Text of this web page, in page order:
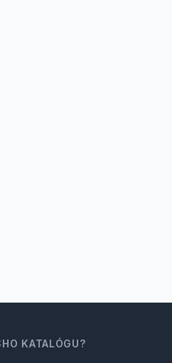
KATALÓGU?